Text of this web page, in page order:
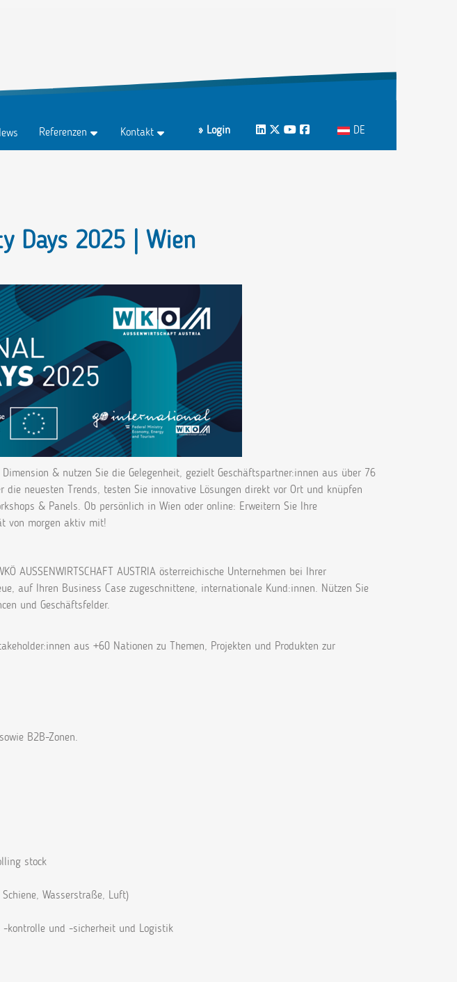
Referenzen Kontakt LinkedIn
Twitter
Youtube
Facebook
» Login
Sprache auswählen
DE
Days 2025 | Wien
& nutzen Sie die Gelegenheit, gezielt Geschäftspartner:innen aus über 76
neuesten Trends, testen Sie innovative Lösungen direkt vor Ort und knüpfen
& Panels. Ob persönlich in Wien oder online: Erweitern Sie Ihre
von morgen aktiv mit!
AUSSENWIRTSCHAFT AUSTRIA österreichische Unternehmen bei Ihrer
auf Ihren Business Case zugeschnittene, internationale Kund:innen. Nützen Sie
und Geschäftsfelder.
aus +60 Nationen zu Themen, Projekten und Produkten zur
B2B-Zonen.
stock
Wasserstraße, Luft)
-kontrolle und -sicherheit und Logistik